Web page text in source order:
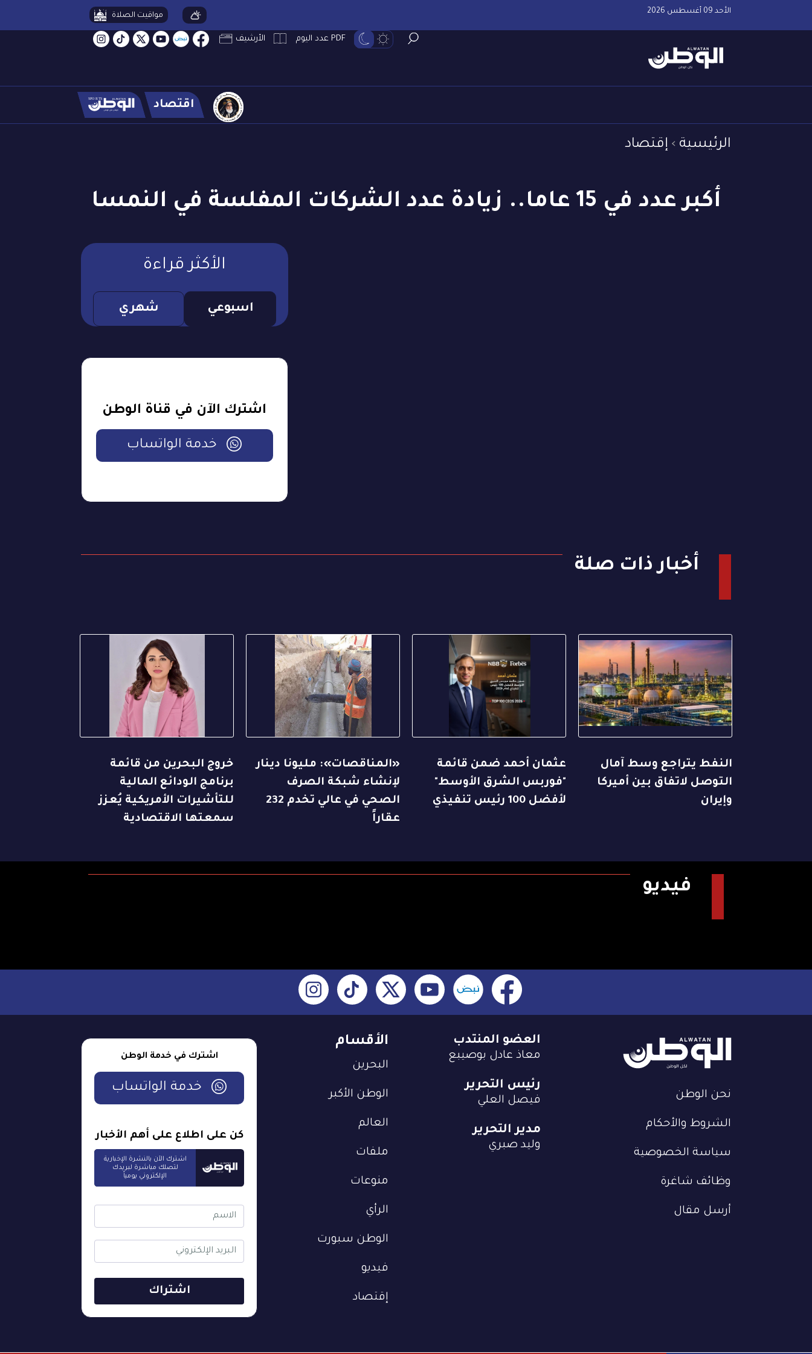
الأحد 09 أغسطس 2026 مواقيت الصلاة
PDF عدد اليوم الأرشيف
اقتصاد
الرئيسية إقتصاد
أكبر عدد في 15 عاما.. زيادة عدد الشركات المفلسة في النمسا
الأكثر قراءة
اسبوعي شهري
اشترك الآن في قناة الوطن
خدمة الواتساب
أخبار ذات صلة
النفط يتراجع وسط آمال
التوصل لاتفاق بين أميركا
وإيران
عثمان أحمد ضمن قائمة
"فوربس الشرق الأوسط"
لأفضل 100 رئيس تنفيذي
«المناقصات»: مليونا دينار
لإنشاء شبكة الصرف
الصحي في عالي تخدم 232
عقاراً
خروج البحرين من قائمة
برنامج الودائع المالية
للتأشيرات الأمريكية يُعزز
سمعتها الاقتصادية
فيديو
نحن الوطن
الشروط والأحكام
سياسة الخصوصية
وظائف شاغرة
أرسل مقال
الأقسام
البحرين
الوطن الأكبر
العالم
ملفات
منوعات
الرأي
الوطن سبورت
فيديو
إقتصاد
العضو المنتدب
معاذ عادل بوصيبع
رئيس التحرير
فيصل العلي
مدير التحرير
وليد صبري
اشترك في خدمة الوطن
خدمة الواتساب
كن على اطلاع على أهم الأخبار
اشترك الآن بالنشرة الإخبارية
لتصلك مباشرة لبريدك
الإلكتروني يومياً
اشتراك